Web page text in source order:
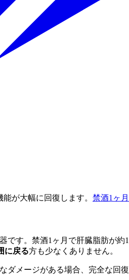
が大幅に回復します。 禁酒1ヶ
です。禁酒1ヶ月で肝臓脂肪が
に戻る方も少なくありません。
ダメージがある場合、完全な回